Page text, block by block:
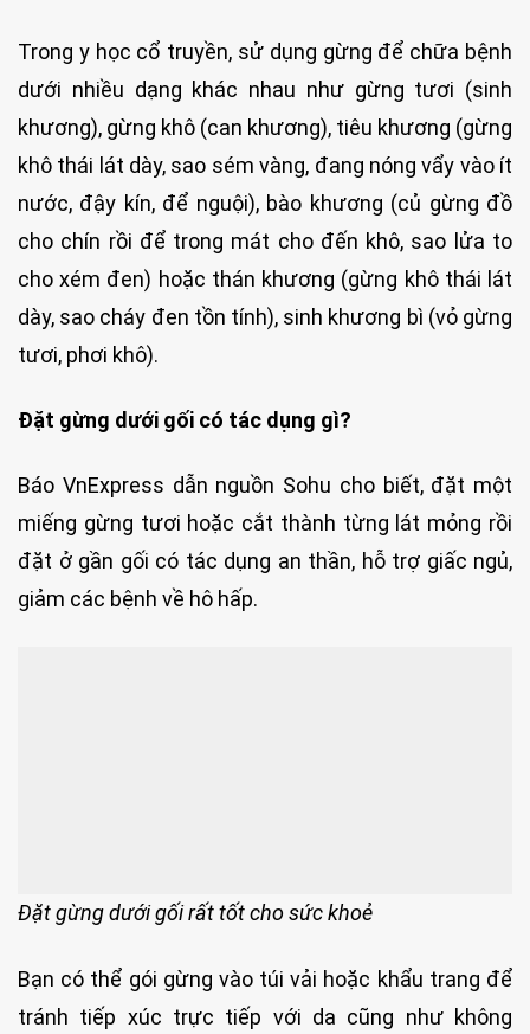
Trong y học cổ truyền, sử dụng gừng để chữa bệnh
dưới nhiều dạng khác nhau như gừng tươi (sinh
khương), gừng khô (can khương), tiêu khương (gừng
khô thái lát dày, sao sém vàng, đang nóng vẩy vào ít
nước, đậy kín, để nguội), bào khương (củ gừng đồ
cho chín rồi để trong mát cho đến khô, sao lửa to
cho xém đen) hoặc thán khương (gừng khô thái lát
dày, sao cháy đen tồn tính), sinh khương bì (vỏ gừng
tươi, phơi khô).
Đặt gừng dưới gối có tác dụng gì?
Báo VnExpress dẫn nguồn Sohu cho biết, đặt một
miếng gừng tươi hoặc cắt thành từng lát mỏng rồi
đặt ở gần gối có tác dụng an thần, hỗ trợ giấc ngủ,
giảm các bệnh về hô hấp.
Đặt gừng dưới gối rất tốt cho sức khoẻ
Bạn có thể gói gừng vào túi vải hoặc khẩu trang để
tránh tiếp xúc trực tiếp với da cũng như không